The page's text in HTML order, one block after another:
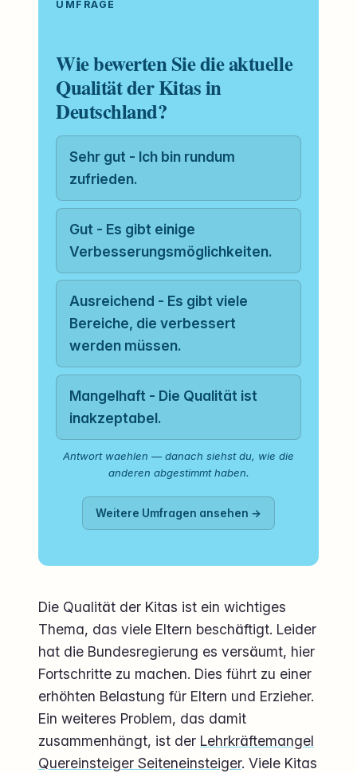
UMFRAGE
Wie bewerten Sie die aktuelle
Qualität der Kitas in
Deutschland?
Sehr gut - Ich bin rundum
zufrieden.
Gut - Es gibt einige
Verbesserungsmöglichkeiten.
Ausreichend - Es gibt viele
Bereiche, die verbessert
werden müssen.
Mangelhaft - Die Qualität ist
inakzeptabel.
Antwort waehlen — danach siehst du, wie die
anderen abgestimmt haben.
Weitere Umfragen ansehen →
Die Qualität der Kitas ist ein wichtiges
Thema, das viele Eltern beschäftigt. Leider
hat die Bundesregierung es versäumt, hier
Fortschritte zu machen. Dies führt zu einer
erhöhten Belastung für Eltern und Erzieher.
Ein weiteres Problem, das damit
zusammenhängt, ist der Lehrkräftemangel
Quereinsteiger Seiteneinsteiger. Viele Kitas